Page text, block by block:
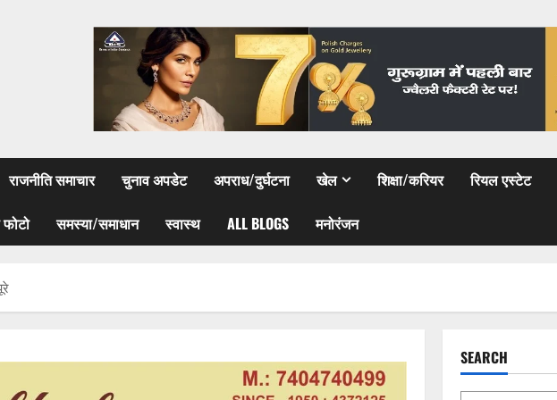
राजनीति समाचार चुनाव अपडेट अपराध/दुर्घटना खेल शिक्षा/करियर रियल एस्टेट
समस्या/समाधान स्वास्थ ALL BLOGS मनोरंजन
SEARCH